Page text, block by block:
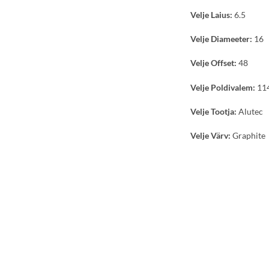
Velje Laius: 6.5
Velje Diameeter: 16
Velje Offset: 48
Velje Poldivalem:
Velje Tootja: Alutec
Velje Värv: Graphite